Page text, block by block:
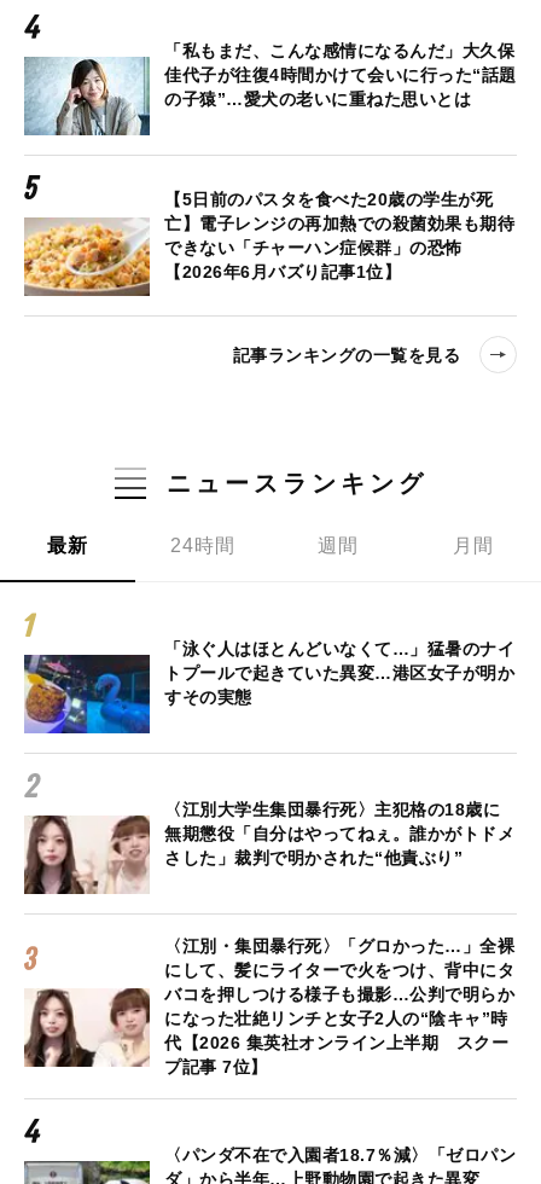
「私もまだ、こんな感情になるんだ」大久保
佳代子が往復4時間かけて会いに行った“話題
の子猿”…愛犬の老いに重ねた思いとは
【5日前のパスタを食べた20歳の学生が死
亡】電子レンジの再加熱での殺菌効果も期待
できない「チャーハン症候群」の恐怖
【2026年6月バズり記事1位】
記事ランキングの一覧を見る
ニュースランキング
最新 24時間 週間 月間
「泳ぐ人はほとんどいなくて…」猛暑のナイ
トプールで起きていた異変…港区女子が明か
すその実態
〈江別大学生集団暴行死〉主犯格の18歳に
無期懲役「自分はやってねぇ。誰かがトドメ
さした」裁判で明かされた“他責ぶり”
〈江別・集団暴行死〉「グロかった…」全裸
にして、髪にライターで火をつけ、背中にタ
バコを押しつける様子も撮影…公判で明らか
になった壮絶リンチと女子2人の“陰キャ”時
代【2026 集英社オンライン上半期 スクー
プ記事 7位】
〈パンダ不在で入園者18.7％減〉「ゼロパン
ダ」から半年…上野動物園で起きた異変